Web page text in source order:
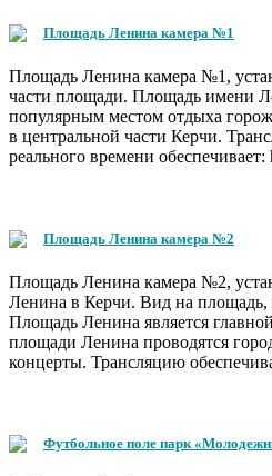
Площадь Ленина камера №1
Площадь Ленина камера №1,
части площади. Площадь имени
популярным местом отдыха
в центральной части Керчи.
реального времени
Площадь Ленина камера №2
Площадь Ленина камера №2,
Ленина в Керчи. Вид на площадь,
Площадь Ленина является
площади Ленина проводятся
концерты. Трансляцию
Футбольное поле парк